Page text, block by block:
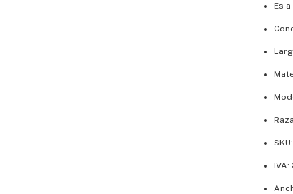
Es
IVA: